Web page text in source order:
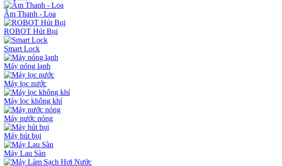
Âm Thanh - Loa
ROBOT Hút Bụi
Smart Lock
Máy nóng lạnh
Máy lọc nước
Máy lọc không khí
Máy nước nóng
Máy hút bụi
Máy Lau Sàn